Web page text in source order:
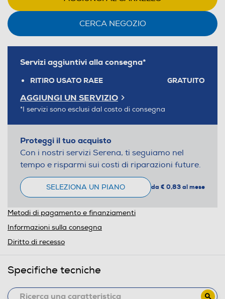
CERCA NEGOZIO
Servizi aggiuntivi alla consegna*
RITIRO USATO RAEE GRATUITO
AGGIUNGI UN SERVIZIO
*I servizi sono esclusi dal costo di consegna
Proteggi il tuo acquisto
Con i nostri servizi Serena, ti seguiamo nel
tempo e risparmi sui costi di riparazioni future.
SELEZIONA UN PIANO da € 0,83 al mese
Metodi di pagamento e finanziamenti
Informazioni sulla consegna
Diritto di recesso
Specifiche tecniche